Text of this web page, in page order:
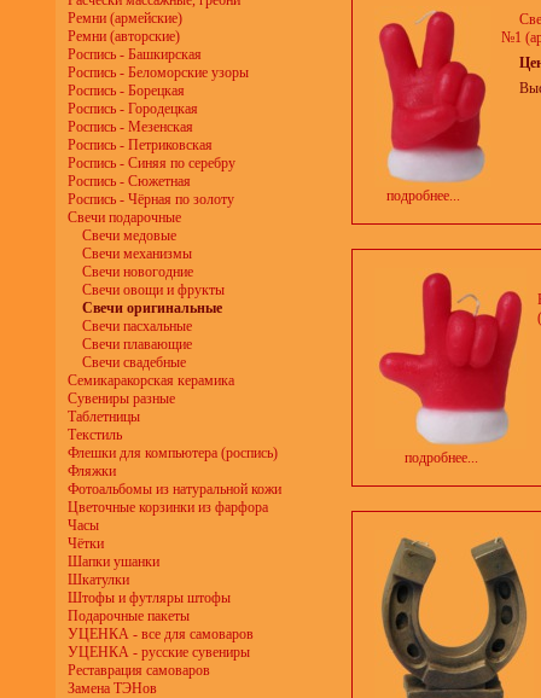
Ремни (армейские)
Ремни (авторские)
Роспись - Башкирская
Роспись - Беломорские узоры
Роспись - Борецкая
Роспись - Городецкая
Роспись - Мезенская
Роспись - Петриковская
Роспись - Синяя по серебру
Роспись - Сюжетная
Роспись - Чёрная по золоту
Свечи подарочные
Свечи медовые
Свечи механизмы
Свечи новогодние
Свечи овощи и фрукты
Свечи оригинальные
Свечи пасхальные
Свечи плавающие
Свечи свадебные
Семикаракорская керамика
Сувениры разные
Таблетницы
Текстиль
Флешки для компьютера (роспись)
Фляжки
Фотоальбомы из натуральной кожи
Цветочные корзинки из фарфора
Часы
Чётки
Шапки ушанки
Шкатулки
Штофы и футляры штофы
Подарочные пакеты
УЦЕНКА - все для самоваров
УЦЕНКА - русские сувениры
Реставрация самоваров
Замена ТЭНов
подробнее...
№1
подробнее...